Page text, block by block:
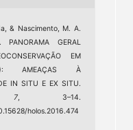
& Nascimento, M. A.
GERAL
EM
AMEAÇAS À
IN SITU E EX SITU.
7 , 3–14.
holos.2016.474